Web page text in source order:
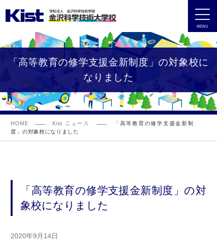
MENU
「高等教育の修学支援金新制度」の対象校に
なりました
HOME Kist ニュース
「高等教育の修学支援金新制
度」の対象校になりました
「高等教育の修学支援金新制度」の対
象校になりました
2020年9月14日